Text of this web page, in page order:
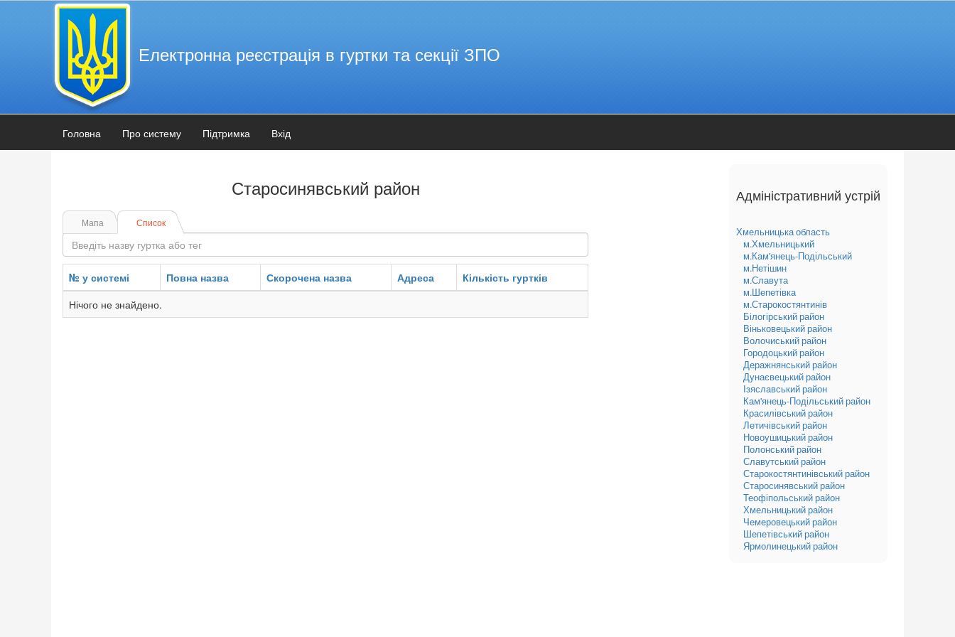
Електронна реєстрація в гуртки та секції ЗПО
Головна Про систему Підтримка Вхід
Старосинявський район Адміністративний устрій
Хмельницька область
м.Хмельницький
м.Кам'янець-Подільський
м.Нетішин
м.Славута
м.Шепетівка
м.Старокостянтинів
Білогірський район
Віньковецький район
Волочиський район
Городоцький район
Деражнянський район
Дунаєвецький район
Ізяславський район
Кам'янець-Подільський район
Красилівський район
Летичівський район
Новоушицький район
Полонський район
Славутський район
Старокостянтинівський район
Старосинявський район
Теофіпольський район
Хмельницький район
Чемеровецький район
Шепетівський район
Ярмолинецький район
Мапа Список
№ у системі Повна назва Скорочена назва Адреса
Кількість гуртків
Нічого не знайдено.